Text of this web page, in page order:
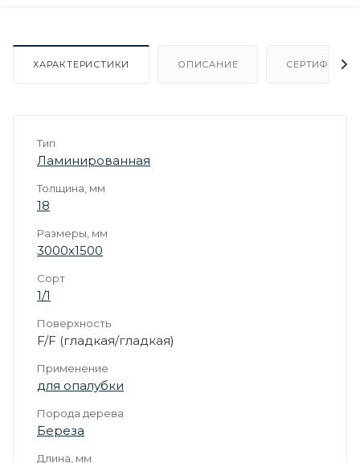
ХАРАКТЕРИСТИКИ ОПИСАНИЕ
Тип
Ламинированная
Толщина, мм
18
Размеры, мм
3000х1500
Сорт
1/1
Поверхность
F/F (гладкая/гладкая)
Применение
для опалубки
Порода дерева
Береза
Длина, мм